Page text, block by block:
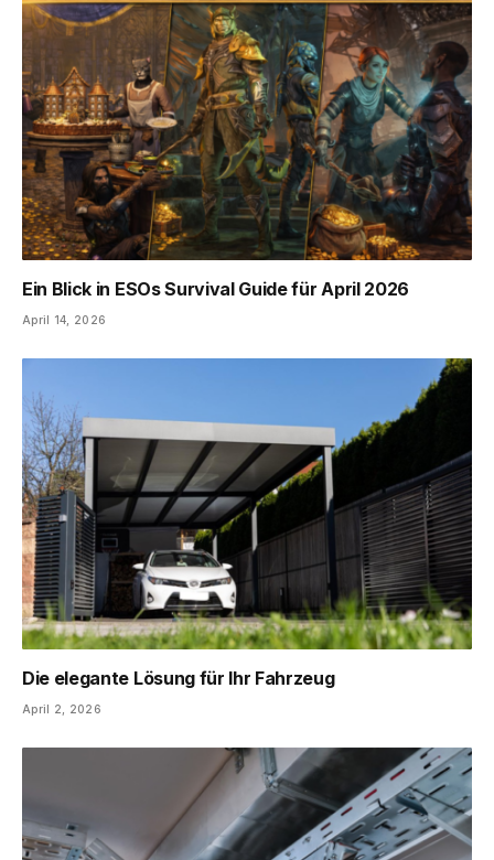
Ein Blick in ESOs Survival Guide für April 2026
April 14, 2026
Die elegante Lösung für Ihr Fahrzeug
April 2, 2026